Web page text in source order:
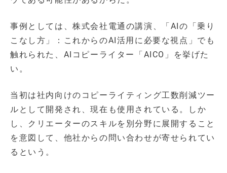
事例としては、株式会社電通の講演、「AIの「乗り
こなし方」：これからのAI活用に必要な視点」でも
触れられた、AIコピーライター「AICO」を挙げた
い。
当初は社内向けのコピーライティング工数削減ツー
ルとして開発され、現在も使用されている。しか
し、クリエーターのスキルを別分野に展開すること
を意図して、他社からの問い合わせが寄せられてい
るという。